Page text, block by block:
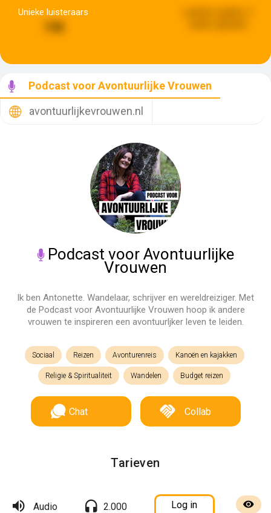
Unieke luisteraars
748
Podcast voor Avontuurlijke Vrouwen
avontuurlijkevrouwen.nl
Podcast voor Avontuurlijke
Vrouwen
Ik ben Antonette. Wandelaar, schrijver en wereldreiziger. Met
de Podcast voor Avontuurlijke Vrouwen hoop ik andere
vrouwen te inspireren een avontuurljker leven te leiden.
Sociaal Reizen Avonturenreis Kanoën en kajakken
Religie & Spiritualiteit Wandelen Budget reizen
Chat Collab
Tarieven
Audio 2.000 Log in